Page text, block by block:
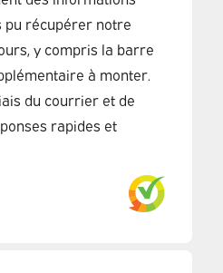
pu récupérer notre
y compris la barre
à monter.
du courrier et de
rapides et